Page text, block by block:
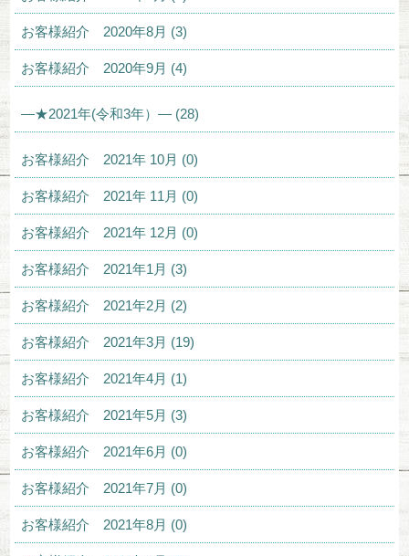
お客様紹介 2020年8月 (3)
お客様紹介 2020年9月 (4)
—★2021年(令和3年）— (28)
お客様紹介 2021年 10月 (0)
お客様紹介 2021年 11月 (0)
お客様紹介 2021年 12月 (0)
お客様紹介 2021年1月 (3)
お客様紹介 2021年2月 (2)
お客様紹介 2021年3月 (19)
お客様紹介 2021年4月 (1)
お客様紹介 2021年5月 (3)
お客様紹介 2021年6月 (0)
お客様紹介 2021年7月 (0)
お客様紹介 2021年8月 (0)